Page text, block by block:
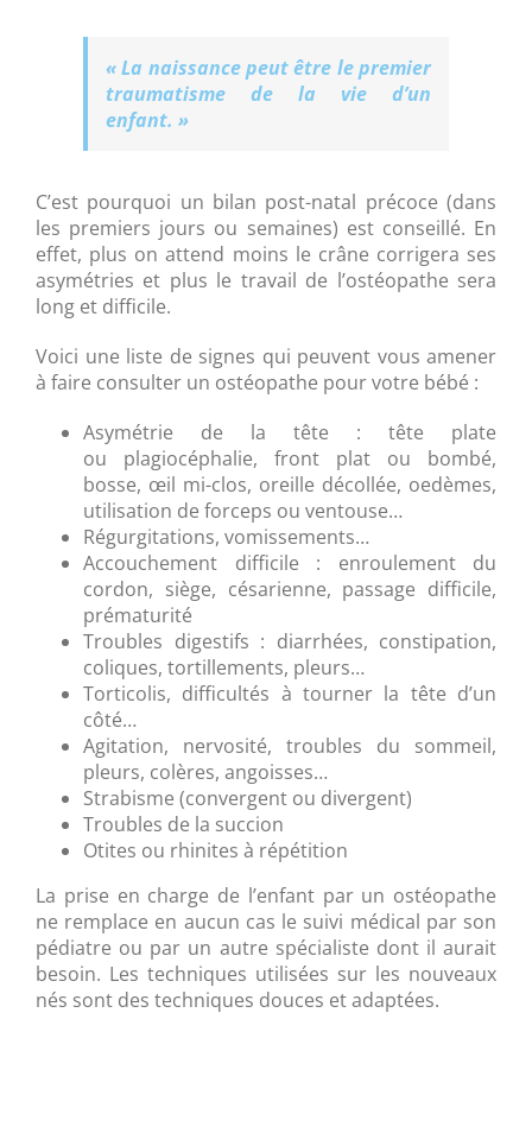
« La naissance peut être le premier
traumatisme de la vie d’un
enfant. »
C’est pourquoi un bilan post-natal précoce (dans
les premiers jours ou semaines) est conseillé. En
effet, plus on attend moins le crâne corrigera ses
asymétries et plus le travail de l’ostéopathe sera
long et difficile.
Voici une liste de signes qui peuvent vous amener
à faire consulter un ostéopathe pour votre bébé :
Asymétrie de la tête : tête plate
ou plagiocéphalie, front plat ou bombé,
bosse, œil mi-clos, oreille décollée, oedèmes,
utilisation de forceps ou ventouse…
Régurgitations, vomissements…
Accouchement difficile : enroulement du
cordon, siège, césarienne, passage difficile,
prématurité
Troubles digestifs : diarrhées, constipation,
coliques, tortillements, pleurs…
Torticolis, difficultés à tourner la tête d’un
côté…
Agitation, nervosité, troubles du sommeil,
pleurs, colères, angoisses…
Strabisme (convergent ou divergent)
Troubles de la succion
Otites ou rhinites à répétition
La prise en charge de l’enfant par un ostéopathe
ne remplace en aucun cas le suivi médical par son
pédiatre ou par un autre spécialiste dont il aurait
besoin. Les techniques utilisées sur les nouveaux
nés sont des techniques douces et adaptées.